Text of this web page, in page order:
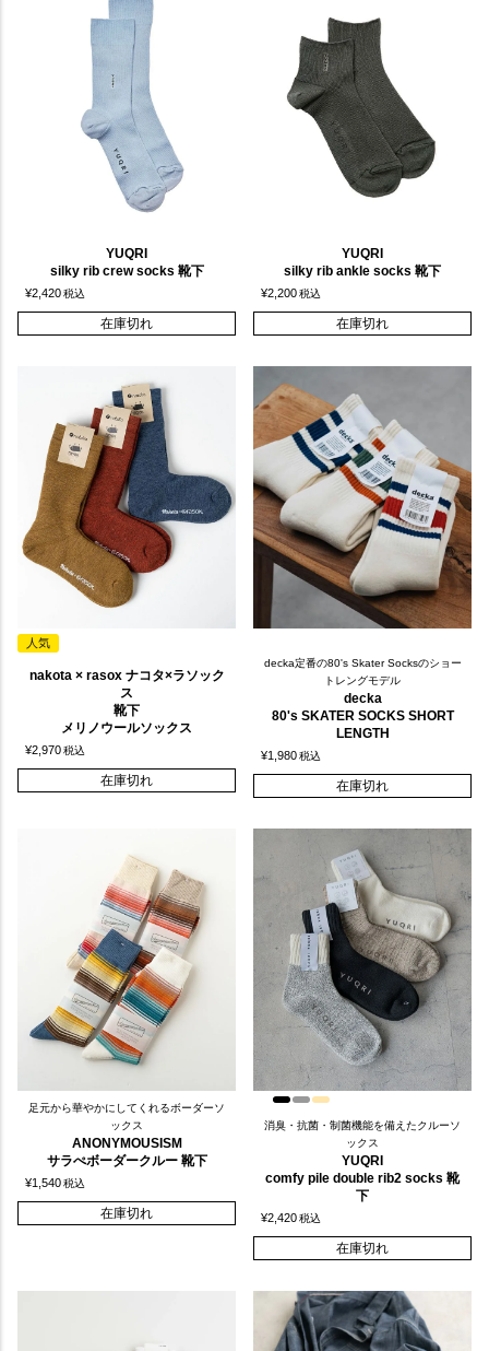
YUQRI
silky rib crew socks 靴下
¥2,420税込
在庫切れ
YUQRI
silky rib ankle socks 靴下
¥2,200税込
在庫切れ
人気
nakota × rasox ナコタ×ラソック
ス
靴下
メリノウールソックス
¥2,970税込
在庫切れ
decka定番の80's Skater Socksのショー
トレングモデル
decka
80's SKATER SOCKS SHORT
LENGTH
¥1,980税込
在庫切れ
足元から華やかにしてくれるボーダーソ
ックス
ANONYMOUSISM
サラぺボーダークルー 靴下
¥1,540税込
在庫切れ
消臭・抗菌・制菌機能を備えたクルーソ
ックス
YUQRI
comfy pile double rib2 socks 靴
下
¥2,420税込
在庫切れ